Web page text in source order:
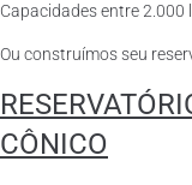
Capacidades entre 2.000
Ou construímos seu
CÔNICO